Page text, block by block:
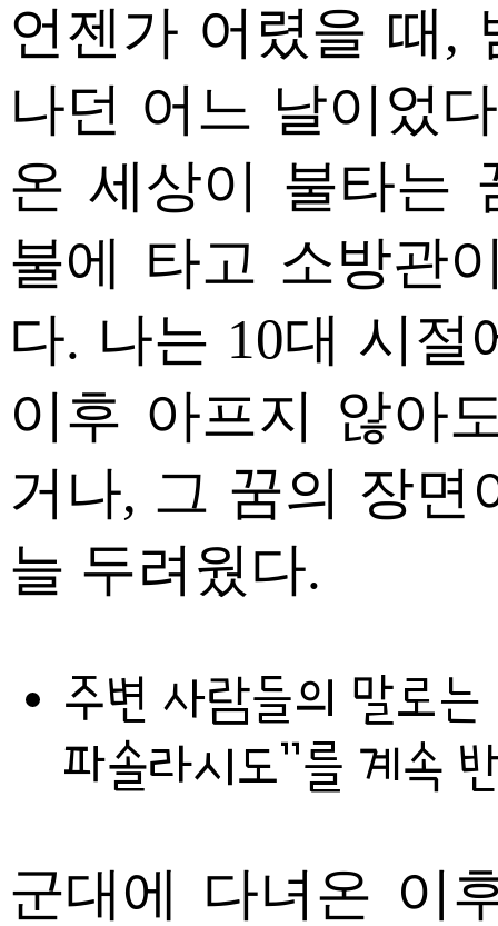
언젠가 어렸을 때,
나던 어느 날이었
온 세상이 불타는
불에 타고 소방관
다. 나는 10대 시
이후 아프지 않아
거나, 그 꿈의 장면
늘 두려웠다.
주변 사람들의 말로
파솔라시도”를 계속
군대에 다녀온 이